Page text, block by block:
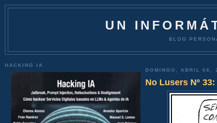
UN
BLOG
HACKING IA
DOMINGO, ABRIL 06,
No Lusers Nº